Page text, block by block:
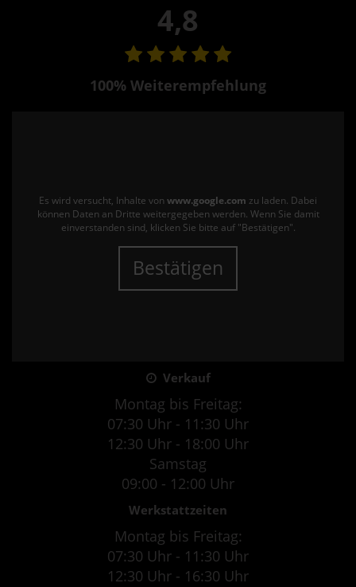
4,8
100% Weiterempfehlung
Es wird versucht, Inhalte von www.google.com zu laden. Dabei
können Daten an Dritte weitergegeben werden. Wenn Sie damit
einverstanden sind, klicken Sie bitte auf "Bestätigen".
Bestätigen
Verkauf
Montag bis Freitag:
07:30 Uhr - 11:30 Uhr
12:30 Uhr - 18:00 Uhr
Samstag
09:00 - 12:00 Uhr
Werkstattzeiten
Montag bis Freitag:
07:30 Uhr - 11:30 Uhr
12:30 Uhr - 16:30 Uhr